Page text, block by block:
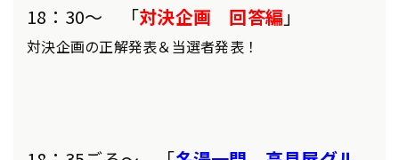
18：30～ 「対決企画 回答編 」
対決企画の正解発表＆当選者発表！